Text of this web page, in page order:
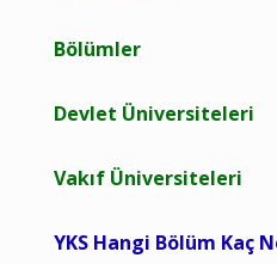
Bölümler
Devlet Üniversiteleri
Vakıf Üniversiteleri
YKS Hangi Bölüm Kaç